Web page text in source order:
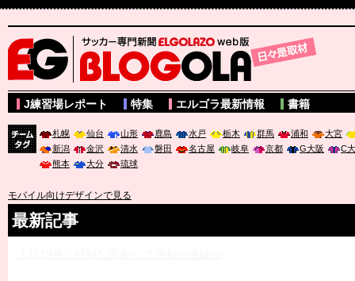
サッカー専門新聞ELGOLAZO web版 BLOGOLA
J練習場レポート 特集 エルゴラ最新情報 書籍
札幌 仙台 山形 鹿島 水戸 栃木 群馬 浦和
大宮
新潟
金沢 清水 磐田 名古屋 岐阜 京都 G大阪
C
熊本
大分 琉球
モバイル向けデザインで見る
最新記事